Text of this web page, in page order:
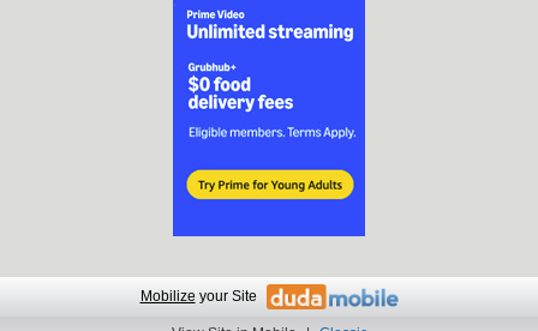
Mobilizeyour Site